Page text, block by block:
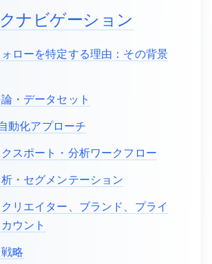
ナビゲーション
ローを特定する理由：その背景
・データセット
動化アプローチ
スポート・分析ワークフロー
・セグメンテーション
リエイター、ブランド、プライ
ウント
略